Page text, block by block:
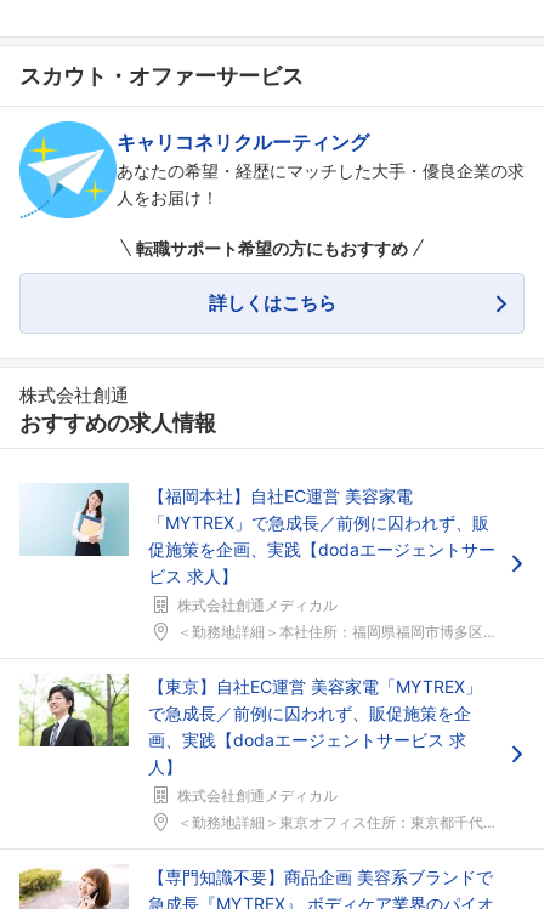
スカウト・オファーサービス
キャリコネリクルーティング
あなたの希望・経歴にマッチした大手・優良企業の求
人をお届け！
転職サポート希望の方にもおすすめ
詳しくはこちら
株式会社創通
おすすめの求人情報
【福岡本社】自社EC運営 美容家電
「MYTREX」で急成長／前例に囚われず、販
促施策を企画、実践【dodaエージェントサー
ビス 求人】
株式会社創通メディカル
＜勤務地詳細＞本社住所：福岡県福岡市博多区博多駅南...
【東京】自社EC運営 美容家電「MYTREX」
で急成長／前例に囚われず、販促施策を企
画、実践【dodaエージェントサービス 求
人】
株式会社創通メディカル
＜勤務地詳細＞東京オフィス住所：東京都千代田区東神...
【専門知識不要】商品企画 美容系ブランドで
急成長『MYTREX』 ボディケア業界のパイオ